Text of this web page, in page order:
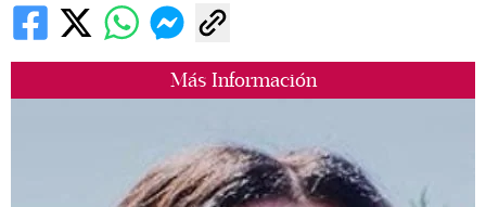
Más Información